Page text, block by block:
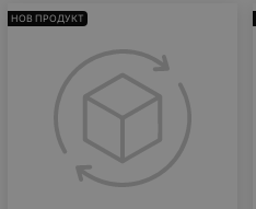
НОВ ПРОДУКТ